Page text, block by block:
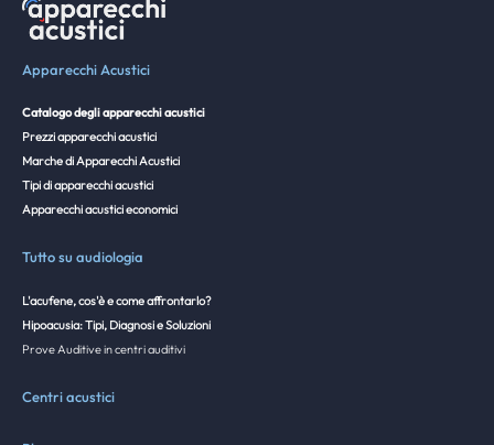
Apparecchi Acustici
Catalogo degli apparecchi acustici
Prezzi apparecchi acustici
Marche di Apparecchi Acustici
Tipi di apparecchi acustici
Apparecchi acustici economici
Tutto su audiologia
L'acufene, cos'è e come affrontarlo?
Hipoacusia: Tipi, Diagnosi e Soluzioni
Prove Auditive in centri auditivi
Centri acustici